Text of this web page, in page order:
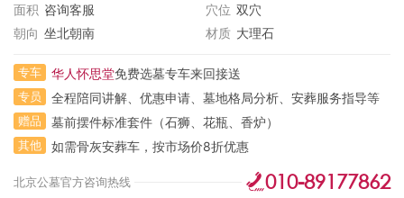
面积 咨询客服 穴位 双穴
朝向 坐北朝南 材质 大理石
专车 华人怀思堂免费选墓专车来回接送
专员 全程陪同讲解、优惠申请、墓地格局分析、安葬服务指导等
赠品 墓前摆件标准套件（石狮、花瓶、香炉）
其他 如需骨灰安葬车，按市场价8折优惠
北京公墓官方咨询热线 010-89177862